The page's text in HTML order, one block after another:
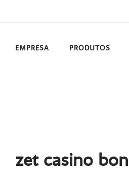
EMPRESA PRODUTOS
zet casino